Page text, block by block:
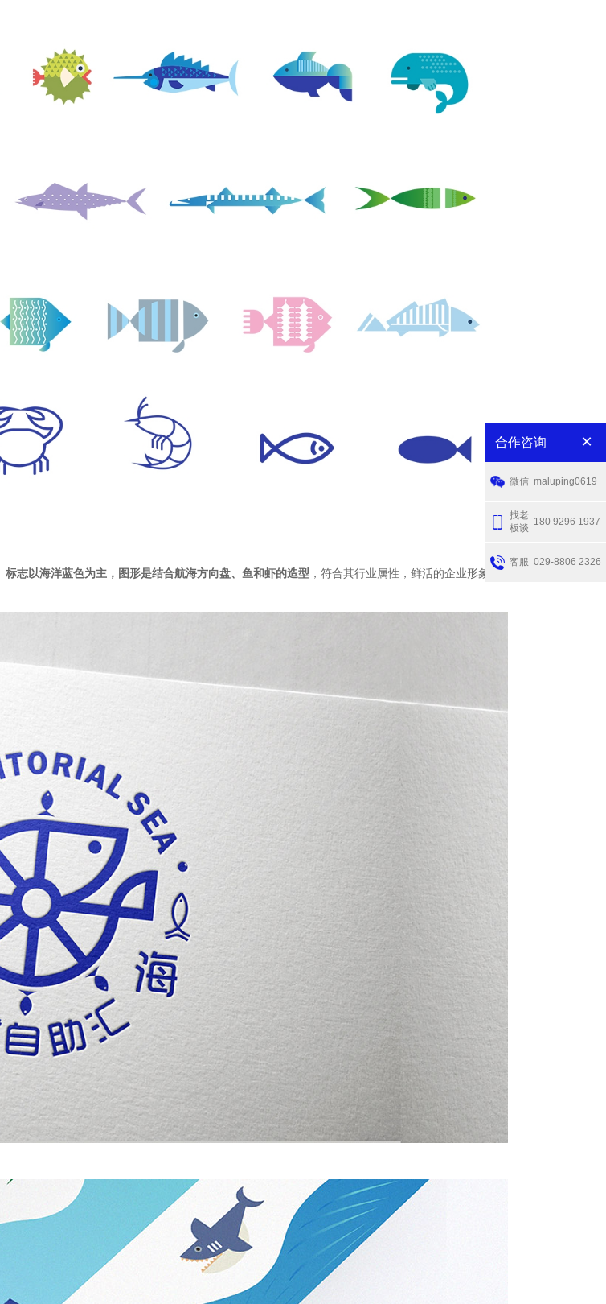
标志以海洋蓝色为主，图形是结合航海方向盘、鱼和虾的造型 ，符合其行业属性，鲜活的企业形象设
合作咨询 ×
微信 maluping0619
找老
板谈
180 9296 1937
客服 029-8806 2326